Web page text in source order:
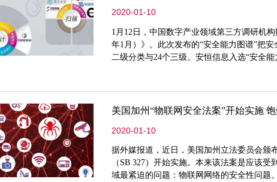
2020-01-10
1月12日，中国数字产业领域第三方调研机
年1月）》。此次发布的“安全能力图谱”把
二级分类与24个三级。安恒信息入选“安全
美国加州“物联网安全法案”开始实施
2020-01-10
据外媒报道，近日，美国加州立法委员会颁
（SB 327）开始实施。本来该法案是应该
域最紧迫的问题：物联网网络的安全性问题